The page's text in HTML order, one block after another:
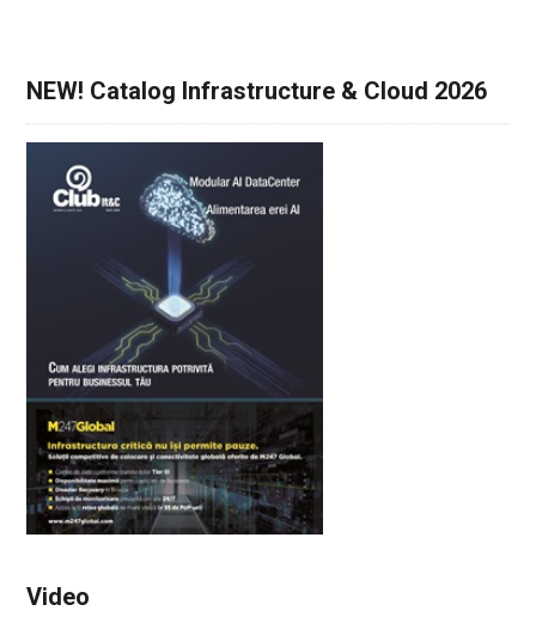
NEW! Catalog Infrastructure & Cloud 2026
Video